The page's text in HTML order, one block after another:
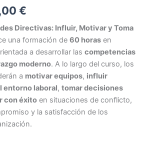
€
Directivas: Influir, Motivar y Toma
una formación de 60 horas en
a desarrollar las competencias
moderno. A lo largo del curso, los
a motivar equipos, influir
entorno laboral, tomar decisiones
con éxito en situaciones de conflicto,
y la satisfacción de los